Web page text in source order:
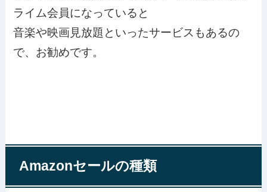
ライム会員になっていると
音楽や映画見放題といったサービスもあるの
で、お勧めです。
Amazonセールの種類